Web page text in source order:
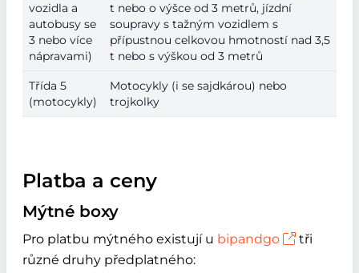
vozidla a
autobusy se
3 nebo více
nápravami)
t nebo o výšce od 3 metrů, jízdní
soupravy s tažným vozidlem s
přípustnou celkovou hmotností nad 3,5
t nebo s výškou od 3 metrů
Třída 5
(motocykly)
Motocykly (i se sajdkárou) nebo
trojkolky
Platba a ceny
Mýtné boxy
Pro platbu mýtného existují u bipandgo
tři
různé druhy předplatného: